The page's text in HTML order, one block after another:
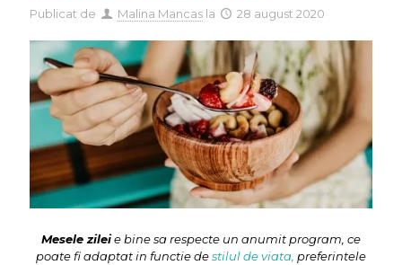
Publicat de Malina Mancas la 28 august 2020
Mesele zileie bine sa respecte un anumit program, ce
poate fi adaptat in functie destilul de viata, preferintele